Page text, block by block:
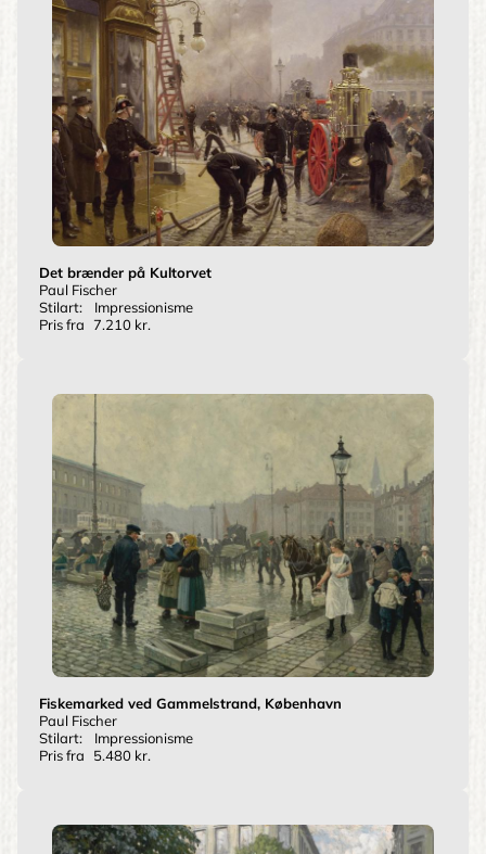
Det brænder på Kultorvet
Paul Fischer
Stilart:
Impressionisme
Pris fra 7.210 kr.
Fiskemarked ved Gammelstrand, København
Paul Fischer
Stilart:
Impressionisme
Pris fra
5.480 kr.